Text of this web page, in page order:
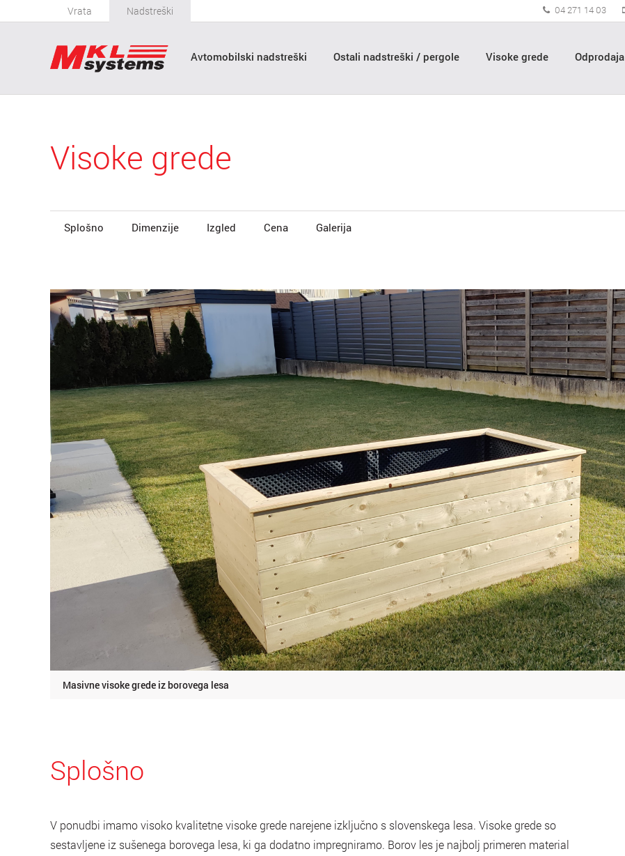
Avtomobilski nadstreški Ostali nadstreški / pergole Visoke grede Odprodaja
Vrata Nadstreški 04 271 14 03
Visoke grede
Splošno Dimenzije Izgled Cena Galerija
Masivne visoke grede iz borovega lesa
Splošno
V ponudbi imamo visoko kvalitetne visoke grede narejene izključno s slovenskega lesa. Visoke grede so
sestavljene iz sušenega borovega lesa, ki ga dodatno impregniramo. Borov les je najbolj primeren material